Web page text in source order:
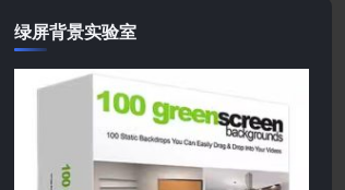
绿屏背景实验室